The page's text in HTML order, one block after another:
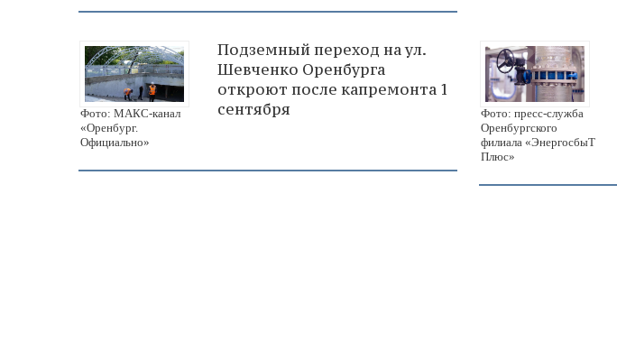
Фото: МАКС-канал
«Оренбург.
Официально»
Подземный переход на ул.
Шевченко Оренбурга
откроют после капремонта 1
сентября
Фото: пресс-служба
Оренбургского
филиала «ЭнергосбыТ
Плюс»